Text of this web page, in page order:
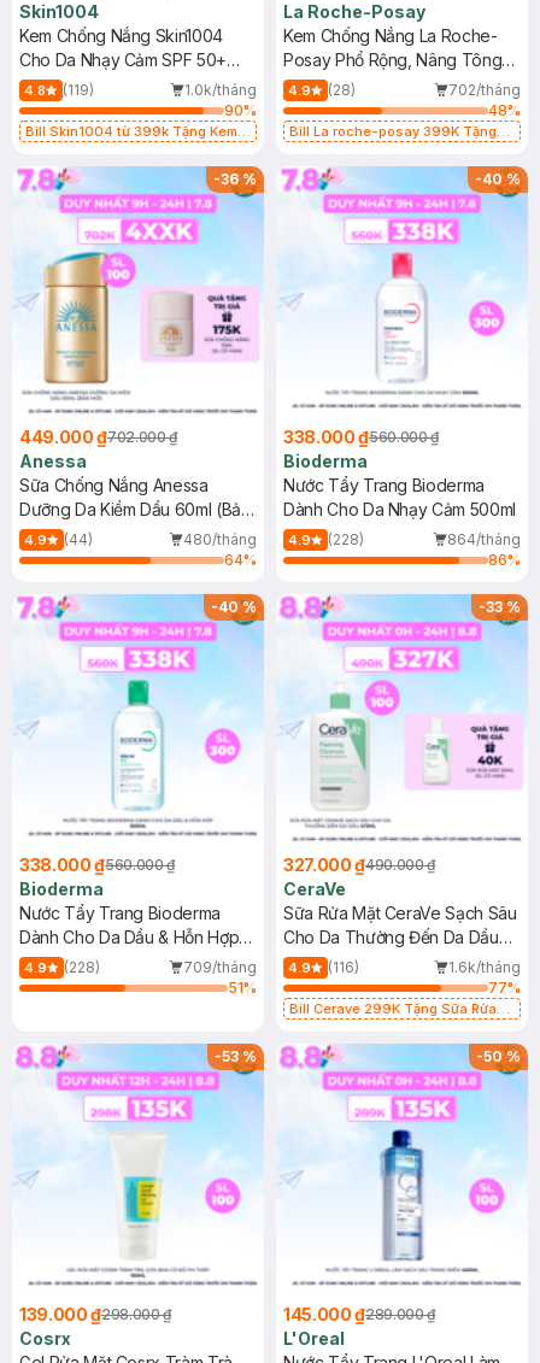
Skin1004
Kem Chống Nắng Skin1004
Cho Da Nhạy Cảm SPF 50+
50ml
4.8 (119)
1.0k/tháng
90%
Bill Skin1004 từ 399k Tặng Kem
SPF 50+ 20ml (SL Có Hạn)
La Roche-Posay
Kem Chống Nắng La Roche-
Posay Phổ Rộng, Nâng Tông
Kiềm Dầu 50ml
4.9 (28)
702/tháng
48%
Bill La roche-posay 399K Tặng
(SL có hạn)
-36%
449.000 ₫702.000 ₫
Anessa
Sữa Chống Nắng Anessa
Dưỡng Da Kiềm Dầu 60ml (Bản
Mới)
4.9 (44)
480/tháng
64%
-40%
338.000 ₫560.000 ₫
Bioderma
Nước Tẩy Trang Bioderma
Dành Cho Da Nhạy Cảm 500ml
4.9 (228)
864/tháng
86%
-40%
338.000 ₫560.000 ₫
Bioderma
Nước Tẩy Trang Bioderma
Dành Cho Da Dầu & Hỗn Hợp
500ml
4.9 (228)
709/tháng
51%
-33%
327.000 ₫490.000 ₫
CeraVe
Sữa Rửa Mặt CeraVe Sạch Sâu
Cho Da Thường Đến Da Dầu
473ml
4.9 (116)
1.6k/tháng
77%
Bill Cerave 299K Tặng Sữa Rửa
-53%
139.000 ₫298.000 ₫
Cosrx
-50%
145.000 ₫289.000 ₫
L'Oreal